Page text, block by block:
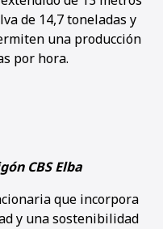
de 14,7 toneladas y
una producción
por hora.
CBS Elba
que incorpora
y una sostenibilidad